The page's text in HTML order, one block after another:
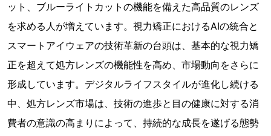
ット、ブルーライトカットの機能を備えた高品質のレンズ
を求める人が増えています。視力矯正におけるAIの統合と
スマートアイウェアの技術革新の台頭は、基本的な視力矯
正を超えて処方レンズの機能性を高め、市場動向をさらに
形成しています。デジタルライフスタイルが進化し続ける
中、処方レンズ市場は、技術の進歩と目の健康に対する消
費者の意識の高まりによって、持続的な成長を遂げる態勢